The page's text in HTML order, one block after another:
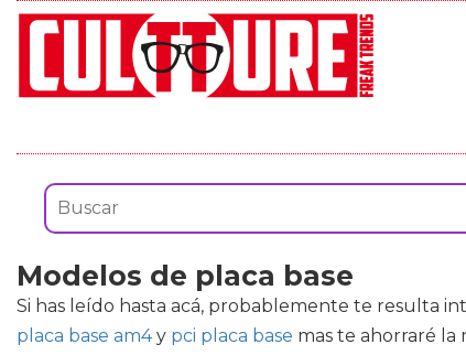
Modelos de placa base
Si has leído hasta acá, probablemente te resulta
placa base am4y pci placa base mas te ahorraré la